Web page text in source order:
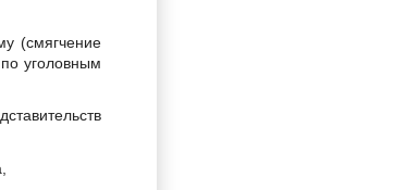
(смягчение
уголовным